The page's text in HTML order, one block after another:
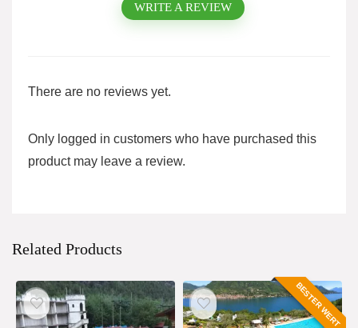
WRITE A REVIEW
There are no reviews yet.
Only logged in customers who have purchased this
product may leave a review.
Related Products
BESTER WERT